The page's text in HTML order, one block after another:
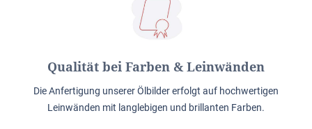
Qualität bei Farben & Leinwänden
Die Anfertigung unserer Ölbilder erfolgt auf hochwertigen
Leinwänden mit langlebigen und brillanten Farben.